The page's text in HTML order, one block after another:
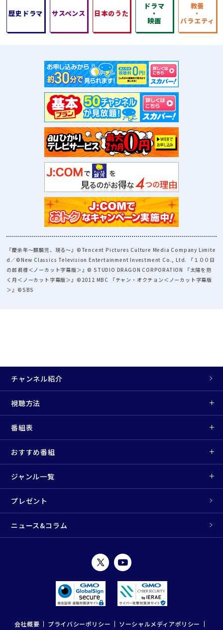
歴史ドラマ サスペンス 日本のうた
ドラマ
・
映画
教養
・
バラエティ
『慶余年～麒麟児、現る～』©Tencent Pictures Culture Media Company Limite
d／©New Classics Television Entertainment Investment Co., Ltd. 『１００日
の郎君様＜ノーカット字幕版＞』© STUDIO DRAGON CORPORATION 『太陽を抱
く月＜ノーカット字幕版＞』©2012 MBC 『チャン・オクチョン＜ノーカット字幕版
＞』©SBS
チャンネル紹介
視聴方法
番組表
おすすめ番組
ジャンル一覧
プレゼント
ニュース&コラム
会社概要 プライバシーポリシー ソーシャルメディアポリシー